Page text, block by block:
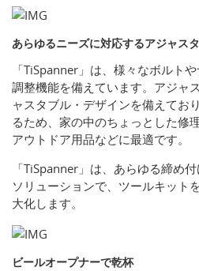
あらゆるニーズに対応するアジャス
「TiSpanner」は、様々なボルト
調整機能を備えています。アジャ
ャスタブル・デザインを備えてお
るため、家の中のちょっとした修
アウトドア用品などに最適です。
「TiSpanner」は、あらゆる締め
ソリューションで、ツールキット
大化します。
ビールオープナーで乾杯